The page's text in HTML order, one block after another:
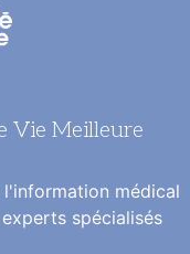
Vie Meilleure
médical
spécialisés